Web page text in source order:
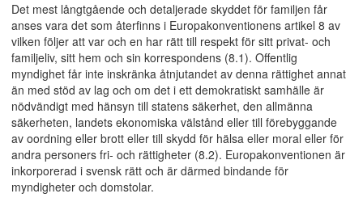
Det mest långtgående och detaljerade skyddet för familjen får
anses vara det som återfinns i Europakonventionens artikel 8 av
vilken följer att var och en har rätt till respekt för sitt privat- och
familjeliv, sitt hem och sin korrespondens (8.1). Offentlig
myndighet får inte inskränka åtnjutandet av denna rättighet annat
än med stöd av lag och om det i ett demokratiskt samhälle är
nödvändigt med hänsyn till statens säkerhet, den allmänna
säkerheten, landets ekonomiska välstånd eller till förebyggande
av oordning eller brott eller till skydd för hälsa eller moral eller för
andra personers fri- och rättigheter (8.2). Europakonventionen är
inkorporerad i svensk rätt och är därmed bindande för
myndigheter och domstolar.